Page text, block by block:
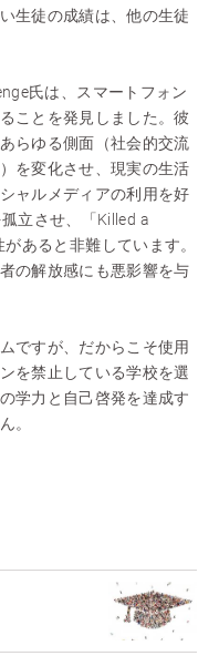
生徒の成績は、他の生徒
氏は、スマートフォン
ことを発見しました。彼
らゆる側面（社会的交流
を変化させ、現実の生活
ャルメディアの利用を好
立させ、「Killed a
あると非難しています。
の解放感にも悪影響を与
ですが、だからこそ使用
を禁止している学校を選
学力と自己啓発を達成す
。